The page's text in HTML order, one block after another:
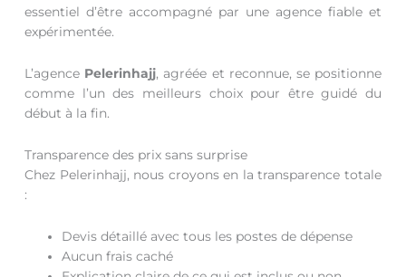
essentiel d’être accompagné par une agence fiable et
expérimentée.
L’agence Pelerinhajj, agréée et reconnue, se positionne
comme l’un des meilleurs choix pour être guidé du
début à la fin.
Transparence des prix sans surprise
Chez Pelerinhajj, nous croyons en la transparence totale
:
Devis détaillé avec tous les postes de dépense
Aucun frais caché